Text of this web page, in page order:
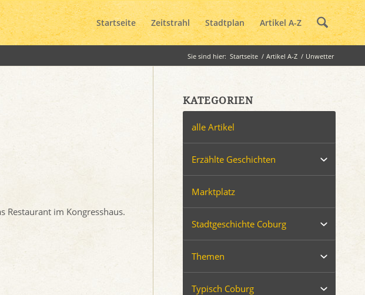
Startseite Zeitstrahl Stadtplan Artikel A-Z
Sie sind hier: Startseite / Artikel A-Z / Unwetter
Restaurant im Kongresshaus.
KATEGORIEN
alle Artikel
Erzählte Geschichten
Marktplatz
Stadtgeschichte Coburg
Themen
Typisch Coburg